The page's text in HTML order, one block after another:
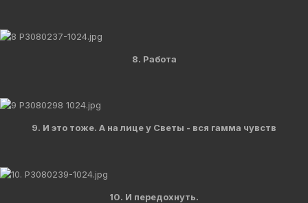
8. Работа
9. И это тоже. А на лице у Светы - вся гамма чувств
10. И передохнуть.